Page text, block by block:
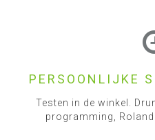
PERSOONLIJKE
Testen in de winkel.
programming,